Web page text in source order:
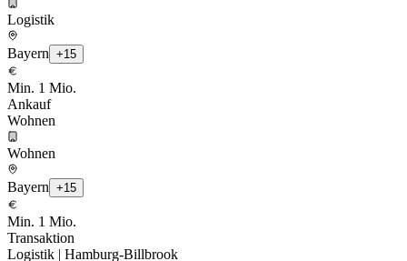
Logistik
Bayern +15
Min. 1 Mio.
Ankauf
Wohnen
Wohnen
Bayern +15
Min. 1 Mio.
Transaktion
Logistik | Hamburg-Billbrook